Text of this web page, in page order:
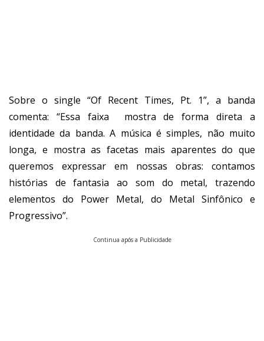
Sobre o single “Of Recent Times, Pt. 1”, a banda
comenta: “Essa faixa mostra de forma direta a
identidade da banda. A música é simples, não muito
longa, e mostra as facetas mais aparentes do que
queremos expressar em nossas obras: contamos
histórias de fantasia ao som do metal, trazendo
elementos do Power Metal, do Metal Sinfônico e
Progressivo”.
Continua após a Publicidade